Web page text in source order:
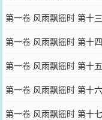
第一卷 风雨飘摇时 第十
第一卷 风雨飘摇时 第十
第一卷 风雨飘摇时 第十
第一卷 风雨飘摇时 第十
第一卷 风雨飘摇时 第十